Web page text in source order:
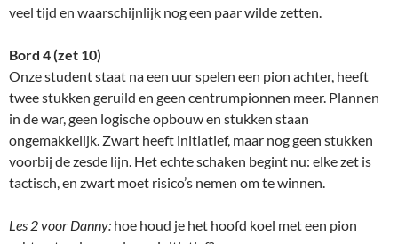
veel tijd en waarschijnlijk nog een paar wilde zetten.
Bord 4 (zet 10)
Onze student staat na een uur spelen een pion achter, heeft
twee stukken geruild en geen centrum­pionnen meer. Plannen
in de war, geen logische opbouw en stukken staan
ongemakkelijk. Zwart heeft initiatief, maar nog geen stukken
voorbij de zesde lijn. Het echte schaken begint nu: elke zet is
tactisch, en zwart moet risico’s nemen om te winnen.
Les 2 voor Danny: hoe houd je het hoofd koel met een pion